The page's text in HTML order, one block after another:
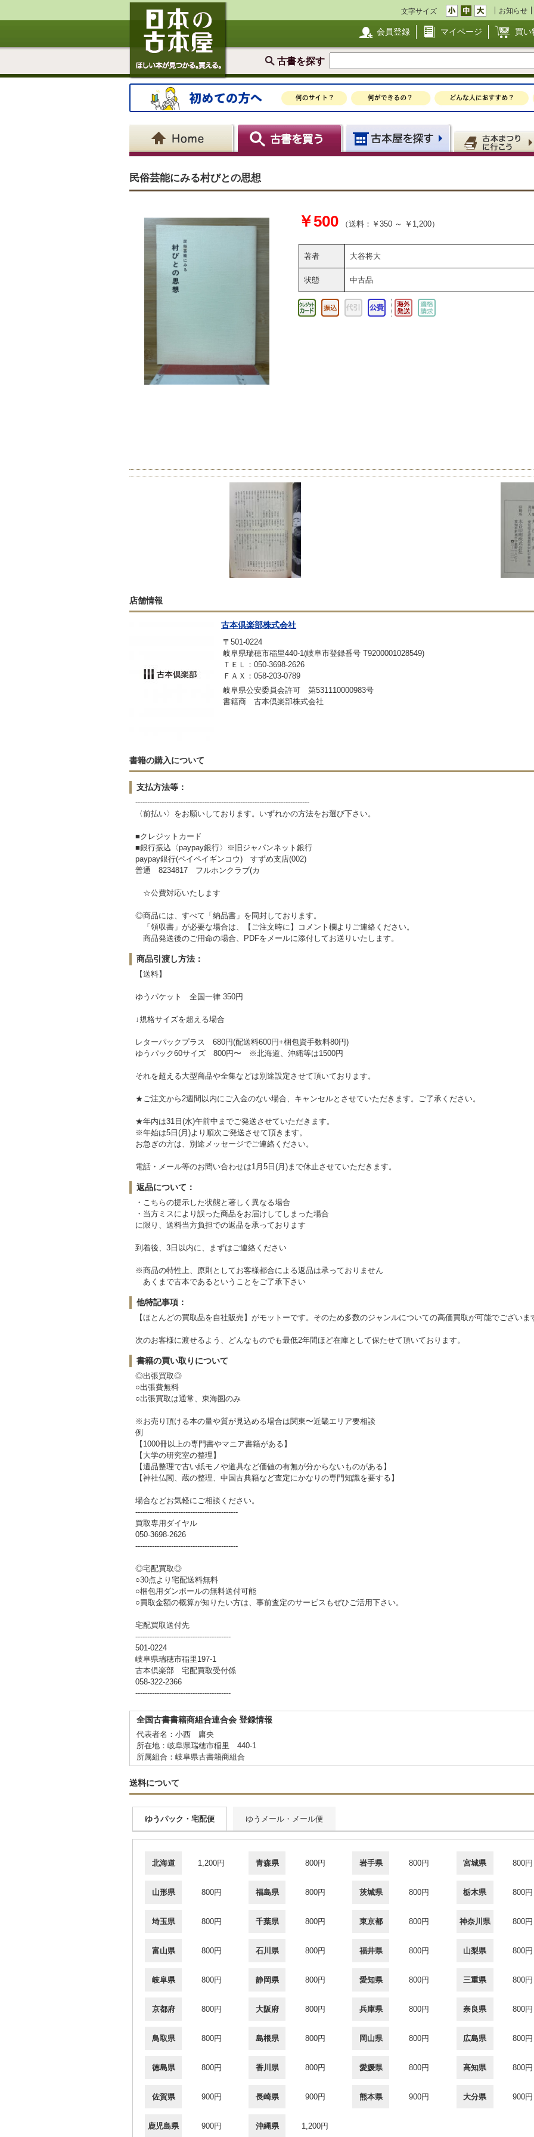
文字サイズ お知らせ
会員登録 マイページ 買い
古書を探す
民俗芸能にみる村びとの思想
￥500 （送料：￥350 ～ ￥1,200）
著者 大谷将大
状態 中古品
店舗情報
古本倶楽部株式会社
〒501-0224
岐阜県瑞穂市稲里440-1(岐阜市登録番号 T9200001028549)
ＴＥＬ：050-3698-2626
ＦＡＸ：058-203-0789
岐阜県公安委員会許可 第531110000983号
書籍商 古本倶楽部株式会社
書籍の購入について
支払方法等：
-------------------------------------------------------------------------
〈前払い〉をお願いしております。いずれかの方法をお選び下さい。
■クレジットカード
■銀行振込〈paypay銀行〉※旧ジャパンネット銀行
paypay銀行(ペイペイギンコウ) すずめ支店(002)
普通 8234817 フルホンクラブ(カ
☆公費対応いたします
◎商品には、すべて「納品書」を同封しております。
「領収書」が必要な場合は、【ご注文時に】コメント欄よりご連絡ください。
商品発送後のご用命の場合、PDFをメールに添付してお送りいたします。
商品引渡し方法：
【送料】
ゆうパケット 全国一律 350円
↓規格サイズを超える場合
レターパックプラス 680円(配送料600円+梱包資手数料80円)
ゆうパック60サイズ 800円〜 ※北海道、沖縄等は1500円
それを超える大型商品や全集などは別途設定させて頂いております。
★ご注文から2週間以内にご入金のない場合、キャンセルとさせていただきます。ご了承ください。
★年内は31日(水)午前中までご発送させていただきます。
※年始は5日(月)より順次ご発送させて頂きます。
お急ぎの方は、別途メッセージでご連絡ください。
電話・メール等のお問い合わせは1月5日(月)まで休止させていただきます。
返品について：
・こちらの提示した状態と著しく異なる場合
・当方ミスにより誤った商品をお届けしてしまった場合
に限り、送料当方負担での返品を承っております
到着後、3日以内に、まずはご連絡ください
※商品の特性上、原則としてお客様都合による返品は承っておりません
あくまで古本であるということをご了承下さい
他特記事項：
【ほとんどの買取品を自社販売】がモットーです。そのため多数のジャンルについての高価買取が可能でございま
次のお客様に渡せるよう、どんなものでも最低2年間ほど在庫として保たせて頂いております。
書籍の買い取りについて
◎出張買取◎
○出張費無料
○出張買取は通常、東海圏のみ
※お売り頂ける本の量や質が見込める場合は関東〜近畿エリア要相談
例
【1000冊以上の専門書やマニア書籍がある】
【大学の研究室の整理】
【遺品整理で古い紙モノや道具など価値の有無が分からないものがある】
【神社仏閣、蔵の整理、中国古典籍など査定にかなりの専門知識を要する】
場合などお気軽にご相談ください。
-------------------------------------------
買取専用ダイヤル
050-3698-2626
-------------------------------------------
◎宅配買取◎
○30点より宅配送料無料
○梱包用ダンボールの無料送付可能
○買取金額の概算が知りたい方は、事前査定のサービスもぜひご活用下さい。
宅配買取送付先
----------------------------------------
501-0224
岐阜県瑞穂市稲里197-1
古本倶楽部 宅配買取受付係
058-322-2366
----------------------------------------
全国古書書籍商組合連合会 登録情報
代表者名：小西 庸央
所在地：岐阜県瑞穂市稲里 440-1
所属組合：岐阜県古書籍商組合
送料について
ゆうパック・宅配便 ゆうメール・メール便
北海道 1,200円 青森県 800円 岩手県 800円 宮城県 800円
山形県 800円 福島県 800円 茨城県 800円 栃木県 800円
埼玉県 800円 千葉県 800円 東京都 800円 神奈川県 800円
富山県 800円 石川県 800円 福井県 800円 山梨県 800円
岐阜県 800円 静岡県 800円 愛知県 800円 三重県 800円
京都府 800円 大阪府 800円 兵庫県 800円 奈良県 800円
鳥取県 800円 島根県 800円 岡山県 800円 広島県 800円
徳島県 800円 香川県 800円 愛媛県 800円 高知県 800円
佐賀県 900円 長崎県 900円 熊本県 900円 大分県 900円
鹿児島県 900円 沖縄県 1,200円